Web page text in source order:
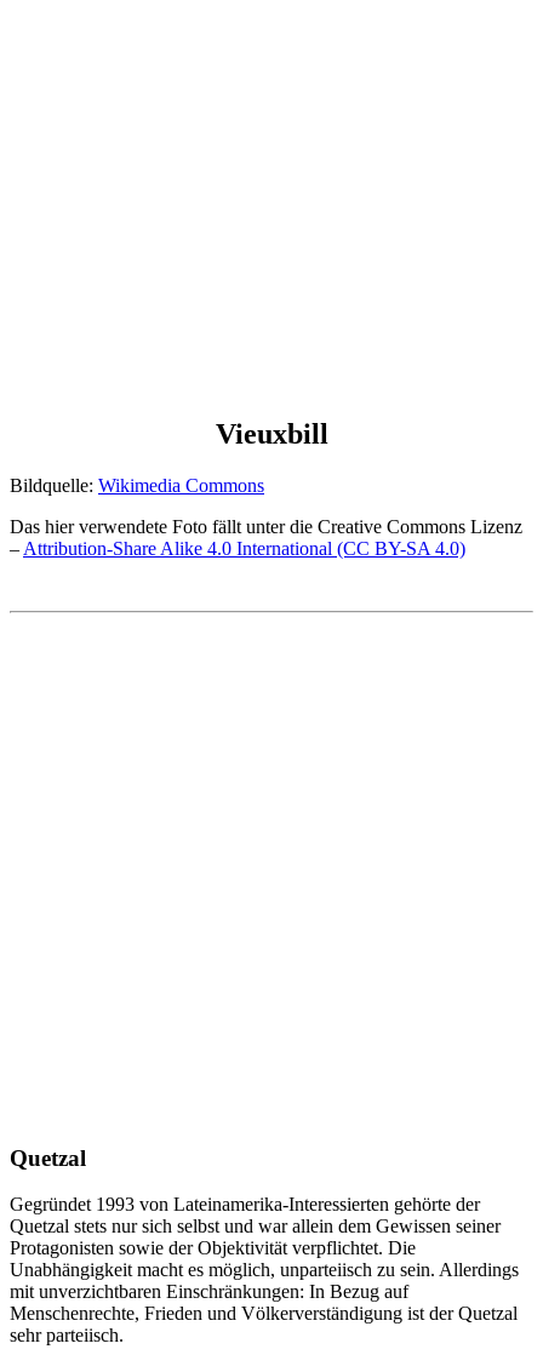
Vieuxbill
Bildquelle: Wikimedia Commons
Das hier verwendete Foto fällt unter die Creative Commons Lizenz
– Attribution-Share Alike 4.0 International (CC BY-SA 4.0)
Quetzal
Gegründet 1993 von Lateinamerika-Interessierten gehörte der
Quetzal stets nur sich selbst und war allein dem Gewissen seiner
Protagonisten sowie der Objektivität verpflichtet. Die
Unabhängigkeit macht es möglich, unparteiisch zu sein. Allerdings
mit unverzichtbaren Einschränkungen: In Bezug auf
Menschenrechte, Frieden und Völkerverständigung ist der Quetzal
sehr parteiisch.